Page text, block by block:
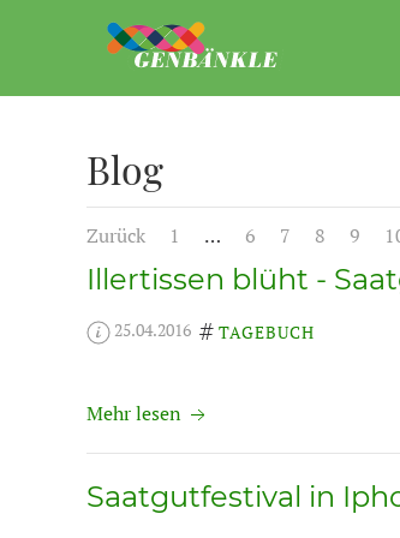
Blog
Zurück 1 … 6 7 8 9
Illertissen blüht -
25.04.2016 TAGEBUCH
Mehr lesen
Saatgutfestival in